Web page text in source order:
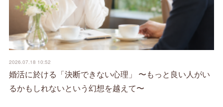
2026.07.18 10:52
婚活に於ける「決断できない心理」 〜もっと良い人がい
るかもしれないという幻想を越えて〜